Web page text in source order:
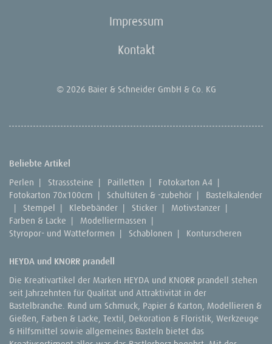
Impressum
Kontakt
© 2026 Baier & Schneider GmbH & Co. KG
Beliebte Artikel
Perlen | Strasssteine | Pailletten | Fotokarton A4 |
Fotokarton 70x100cm | Schultüten & -zubehör |
Bastelkalender
|
Stempel | Klebebänder | Sticker | Motivstanzer |
Farben & Lacke | Modelliermassen |
Styropor- und Watteformen | Schablonen | Konturscheren
HEYDA und KNORR prandell
Die Kreativartikel der Marken HEYDA und KNORR prandell stehen
seit Jahrzehnten für Qualität und Attraktivität in der
Bastelbranche. Rund um Schmuck, Papier & Karton, Modellieren &
Gießen, Farben & Lacke, Textil, Dekoration & Floristik, Werkzeuge
& Hilfsmittel sowie allgemeines Basteln bietet das